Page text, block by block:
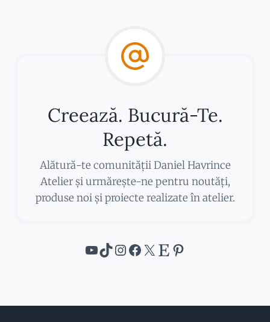
Creează. Bucură-Te.
Repetă.
Alătură-te comunității Daniel Havrince
Atelier și urmărește-ne pentru noutăți,
produse noi și proiecte realizate în atelier.
YouTube TikTok InstagramFacebook X Etsy Pinterest